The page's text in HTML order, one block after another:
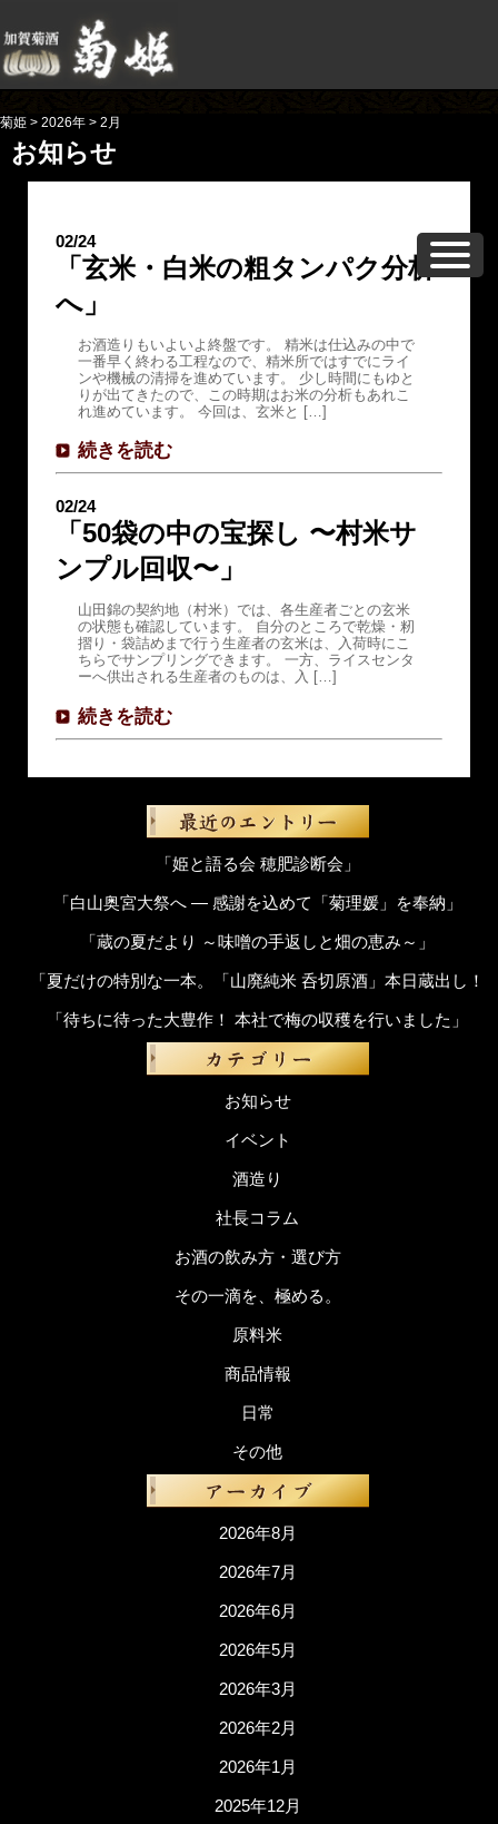
菊姫 > 2026年 > 2月
お知らせ
02/24
「玄米・白米の粗タンパク分析
へ」
お酒造りもいよいよ終盤です。 精米は仕込みの中で
一番早く終わる工程なので、精米所ではすでにライ
ンや機械の清掃を進めています。 少し時間にもゆと
りが出てきたので、この時期はお米の分析もあれこ
れ進めています。 今回は、玄米と […]
続きを読む
02/24
「50袋の中の宝探し 〜村米サ
ンプル回収〜」
山田錦の契約地（村米）では、各生産者ごとの玄米
の状態も確認しています。 自分のところで乾燥・籾
摺り・袋詰めまで行う生産者の玄米は、入荷時にこ
ちらでサンプリングできます。 一方、ライスセンタ
ーへ供出される生産者のものは、入 […]
続きを読む
「姫と語る会 穂肥診断会」
「白山奥宮大祭へ ― 感謝を込めて「菊理媛」を奉納」
「蔵の夏だより ～味噌の手返しと畑の恵み～」
「夏だけの特別な一本。「山廃純米 呑切原酒」本日蔵出し！
「待ちに待った大豊作！ 本社で梅の収穫を行いました」
お知らせ
イベント
酒造り
社長コラム
お酒の飲み方・選び方
その一滴を、極める。
原料米
商品情報
日常
その他
2026年8月
2026年7月
2026年6月
2026年5月
2026年3月
2026年2月
2026年1月
2025年12月